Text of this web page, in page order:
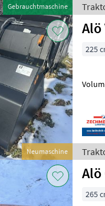
Gebrauchtmaschine
Neumaschine
Alö
225
Alö
265